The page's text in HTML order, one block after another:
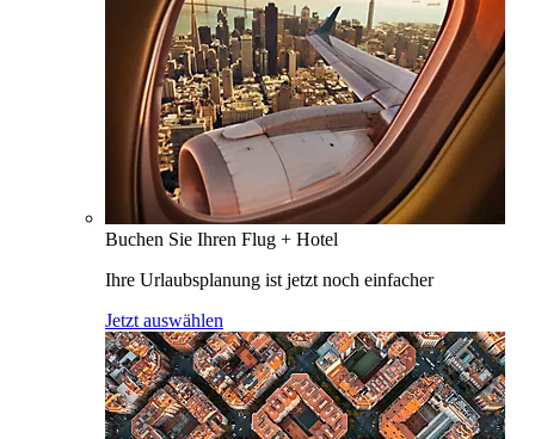
Buchen Sie Ihren Flug + Hotel
Ihre Urlaubsplanung ist jetzt noch einfacher
Jetzt auswählen